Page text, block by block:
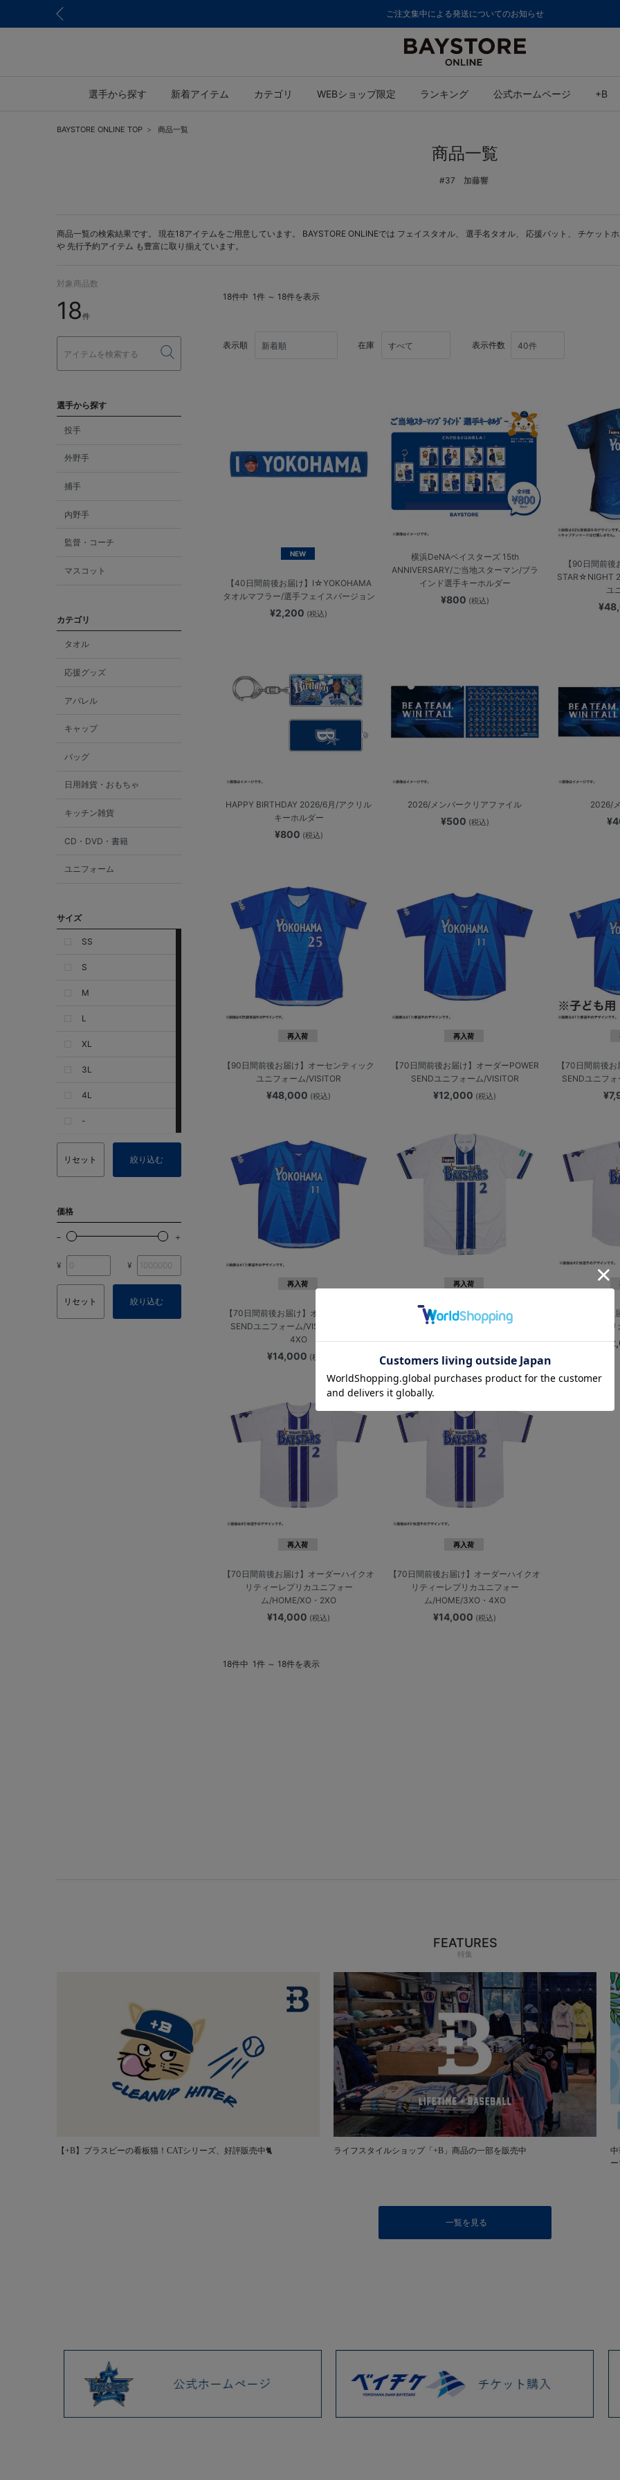
ご注文集中による発送についてのお知らせ
選手から探す 新着アイテム カテゴリ WEBショップ限定 ランキング 公式ホームページ +B
BAYSTORE ONLINE TOP 商品一覧
商品一覧
#37 加藤響
商品一覧の検索結果です。 現在18アイテムをご用意しています。 BAYSTORE ONLINEでは フェイスタオル、 選手名タオル、 応援バット 、 チケット
や 先行予約アイテム も豊富に取り揃えています。
対象商品数
18件
選手から探す
投手
外野手
捕手
内野手
監督・コーチ
マスコット
カテゴリ
タオル
応援グッズ
アパレル
キャップ
バッグ
日用雑貨・おもちゃ
キッチン雑貨
CD・DVD・書籍
ユニフォーム
サイズ
SS
S
M
L
XL
3L
4L
-
リセット 絞り込む
価格
¥ ¥
リセット 絞り込む
18件中 1件 ～ 18件を表示
表示順 在庫 表示件数
NEW
【40日間前後お届け】I☆YOKOHAMA
タオルマフラー/選手フェイスバージョン
¥2,200 (税込)
横浜DeNAベイスターズ 15th
ANNIVERSARY/ご当地スターマン/ブラ
インド選手キーホルダー
¥800 (税込)
【90日間前
STAR☆NIGHT
ユ
HAPPY BIRTHDAY 2026/6月/アクリル
キーホルダー
¥800 (税込)
2026/メンバークリアファイル
¥500 (税込)
2026/
再入荷
【90日間前後お届け】オーセンティック
ユニフォーム/VISITOR
¥48,000 (税込)
再入荷
【70日間前後お届け】オーダーPOWER
SENDユニフォーム/VISITOR
¥12,000 (税込)
【70日間前後
SENDユニフ
再入荷
【70日間前後お届け】オーダーPOWER
SENDユニフォーム/VISITOR/3XO・
4XO
¥14,000 (税込)
再入荷
【90日間前後お届け】オーセンティック
ユニフォーム/HOME
¥48,000(税込)
【70日間前後
リティーレプ
再入荷
【70日間前後お届け】オーダーハイクオ
リティーレプリカユニフォー
ム/HOME/XO・2XO
¥14,000 (税込)
再入荷
【70日間前後お届け】オーダーハイクオ
リティーレプリカユニフォー
ム/HOME/3XO・4XO
¥14,000 (税込)
18件中 1件 ～ 18件を表示
FEATURES
特集
【+B】プラスビーの看板猫！CATシリーズ、好評販売中🐈 ライフスタイルショップ「+B」商品の一部を販売中
一覧を見る